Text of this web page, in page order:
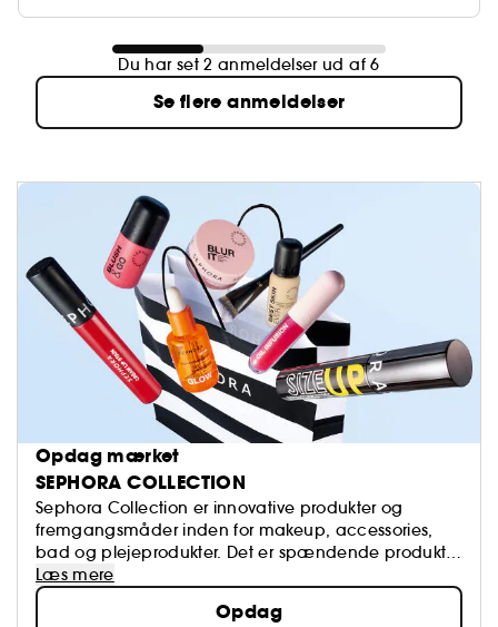
Du har set 2 anmeldelser ud af 6
Se flere anmeldelser
Opdag mærket
SEPHORA COLLECTION
Sephora Collection er innovative produkter og
fremgangsmåder inden for makeup, accessories,
bad og plejeprodukter. Det er spændende produkter
som er på forkant med udviklingen inden for alt
beauty, og der er altid tale om kvalitetsvarer.
Læs mere
Opdag